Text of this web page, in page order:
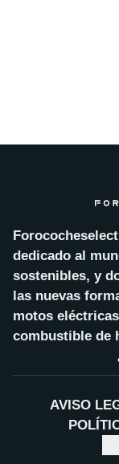
dedicado al
sostenibles, y
las nuevas
motos
combustible de
AVISO